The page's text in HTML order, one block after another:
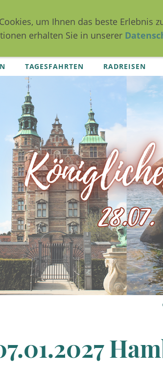
TAGESFAHRTEN RADREISEN
um Ihnen das beste Erlebnis
erhalten Sie in unserer